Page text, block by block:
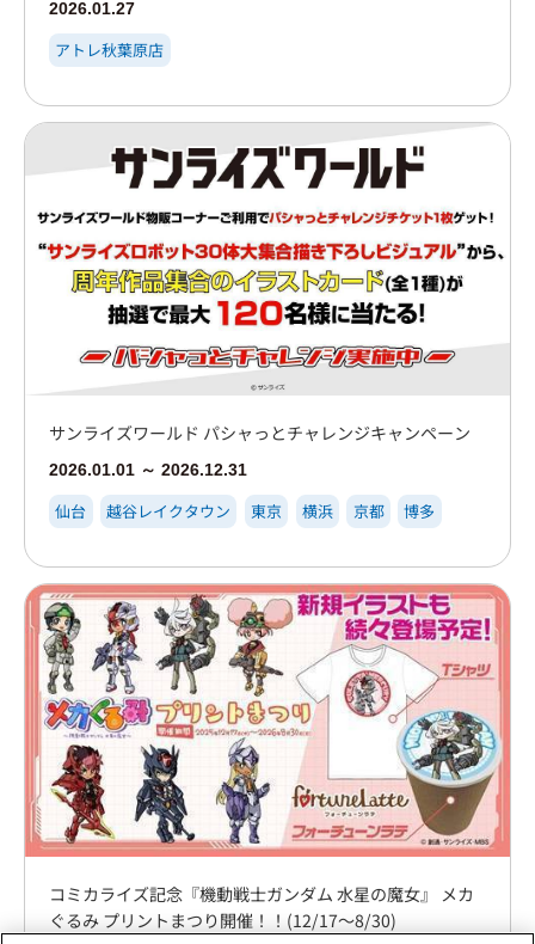
2026.01.27
アトレ秋葉原店
サンライズワールド パシャっとチャレンジキャンペーン
2026.01.01 ～ 2026.12.31
仙台 越谷レイクタウン 東京 横浜 京都 博多
コミカライズ記念『機動戦士ガンダム 水星の魔女』 メカ
ぐるみ プリントまつり開催！！(12/17～8/30)